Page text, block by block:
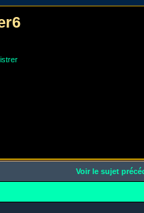
Voir le sujet